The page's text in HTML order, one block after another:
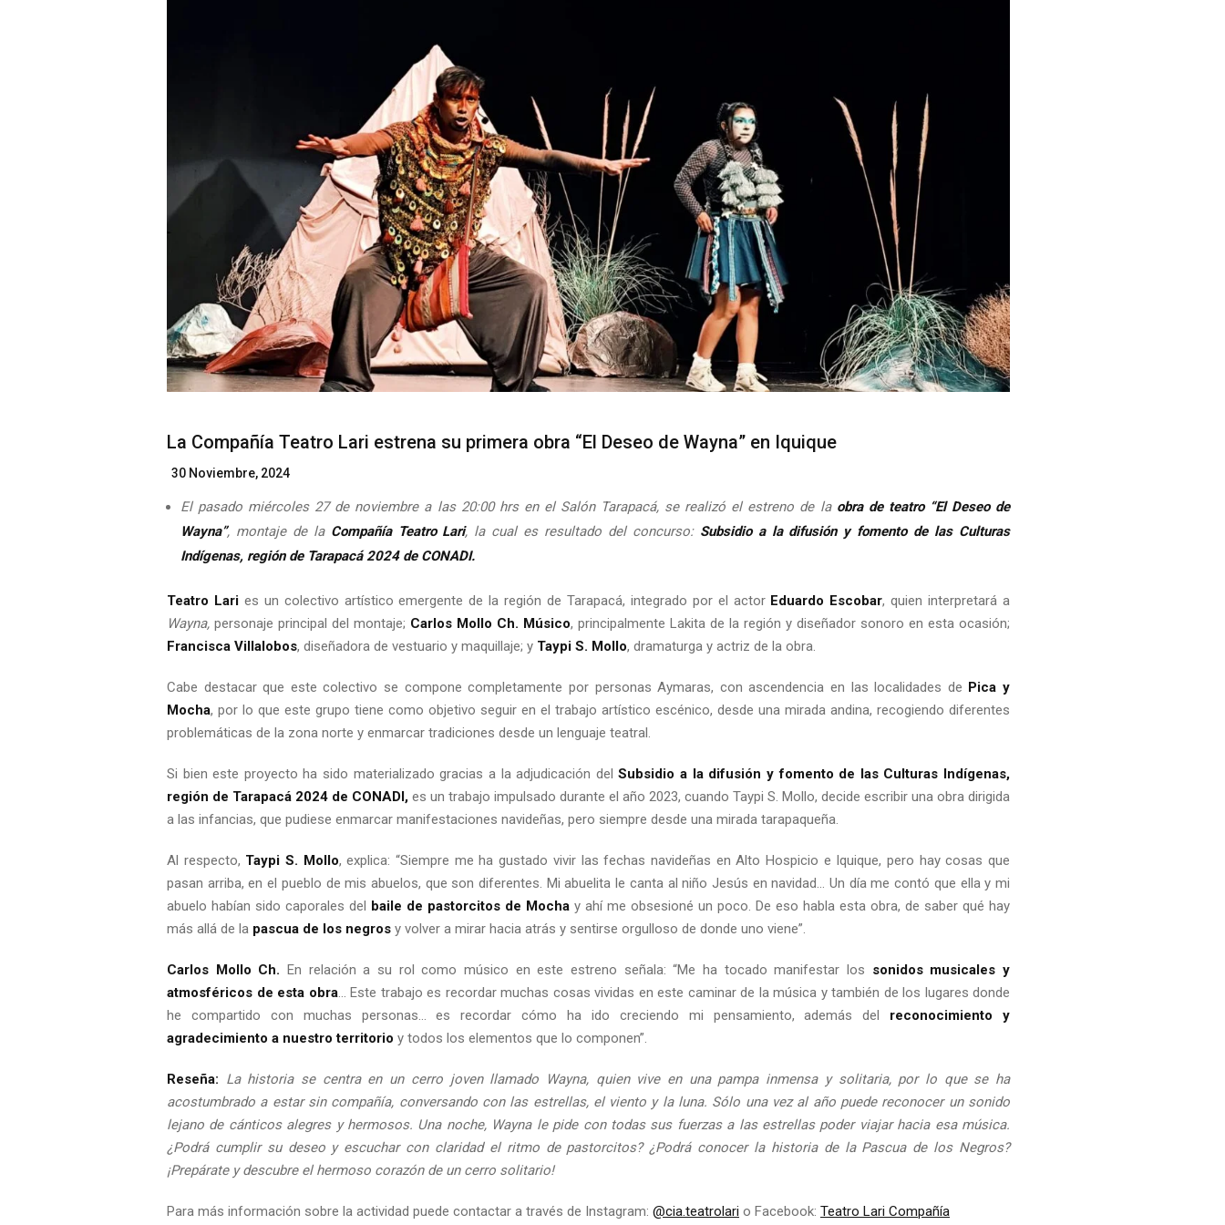
La Compañía Teatro Lari estrena su primera obra “El Deseo de Wayna” en Iquique
Posted
30 Noviembre, 2024
El pasado miércoles 27 de noviembre a las 20:00 hrs en el Salón Tarapacá, se realizó el estreno de la obra de teatro “El Deseo de
Wayna”, montaje de la Compañía Teatro Lari, la cual es resultado del concurso: Subsidio a la difusión y fomento de las Culturas
Indígenas, región de Tarapacá 2024 de CONADI.
Teatro Laries un colectivo artístico emergente de la región de Tarapacá, integrado por el actor Eduardo Escobar, quien interpretará a
Wayna, personaje principal del montaje; Carlos Mollo Ch. Músico, principalmente Lakita de la región y diseñador sonoro en esta ocasión;
Francisca Villalobos, diseñadora de vestuario y maquillaje; y Taypi S. Mollo, dramaturga y actriz de la obra.
Cabe destacar que este colectivo se compone completamente por personas Aymaras, con ascendencia en las localidades de Pica y
Mocha, por lo que este grupo tiene como objetivo seguir en el trabajo artístico escénico, desde una mirada andina, recogiendo diferentes
problemáticas de la zona norte y enmarcar tradiciones desde un lenguaje teatral.
Si bien este proyecto ha sido materializado gracias a la adjudicación delSubsidio a la difusión y fomento de las Culturas Indígenas,
región de Tarapacá 2024 de CONADI, es un trabajo impulsado durante el año 2023, cuando Taypi S. Mollo, decide escribir una obra dirigida
a las infancias, que pudiese enmarcar manifestaciones navideñas, pero siempre desde una mirada tarapaqueña.
Al respecto, Taypi S. Mollo, explica: “Siempre me ha gustado vivir las fechas navideñas en Alto Hospicio e Iquique, pero hay cosas que
pasan arriba, en el pueblo de mis abuelos, que son diferentes. Mi abuelita le canta al niño Jesús en navidad… Un día me contó que ella y mi
abuelo habían sido caporales del baile de pastorcitos de Mocha y ahí me obsesioné un poco. De eso habla esta obra, de saber qué hay
más allá de la pascua de los negros y volver a mirar hacia atrás y sentirse orgulloso de donde uno viene”.
Carlos Mollo Ch. En relación a su rol como músico en este estreno señala: “Me ha tocado manifestar los sonidos musicales y
atmosféricos de esta obra… Este trabajo es recordar muchas cosas vividas en este caminar de la música y también de los lugares donde
he compartido con muchas personas… es recordar cómo ha ido creciendo mi pensamiento, además del reconocimiento y
agradecimiento a nuestro territorio y todos los elementos que lo componen”.
Reseña: La historia se centra en un cerro joven llamado Wayna, quien vive en una pampa inmensa y solitaria, por lo que se ha
acostumbrado a estar sin compañía, conversando con las estrellas, el viento y la luna. Sólo una vez al año puede reconocer un sonido
lejano de cánticos alegres y hermosos. Una noche, Wayna le pide con todas sus fuerzas a las estrellas poder viajar hacia esa música.
¿Podrá cumplir su deseo y escuchar con claridad el ritmo de pastorcitos? ¿Podrá conocer la historia de la Pascua de los Negros?
¡Prepárate y descubre el hermoso corazón de un cerro solitario!
Para más información sobre la actividad puede contactar a través de Instagram: @cia.teatrolari o Facebook: Teatro Lari Compañía